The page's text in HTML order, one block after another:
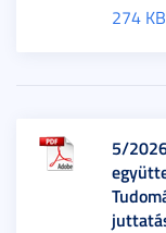
274 KB
5/